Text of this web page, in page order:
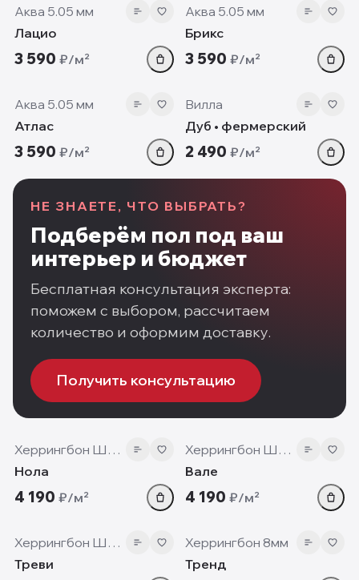
Аква 5.05 мм
Лацио
3 590 ₽/м²
Аква 5.05 мм
Брикс
3 590 ₽/м²
5.05 мм
Аква 5.05 мм
Атлас
3 590 ₽/м²
12mm
Вилла
Дуб • фермерский
2 490 ₽/м²
НЕ ЗНАЕТЕ, ЧТО ВЫБРАТЬ?
Подберём пол под ваш
интерьер и бюджет
Бесплатная консультация эксперта:
поможем с выбором, рассчитаем
количество и оформим доставку.
Получить консультацию
12 мм
Херрингбон Шеврон
Нола
4 190 ₽/м²
12 мм
Херрингбон Шеврон
Вале
4 190 ₽/м²
12 мм
Херрингбон Шеврон
Треви
8 мм
Херрингбон 8мм
Тренд